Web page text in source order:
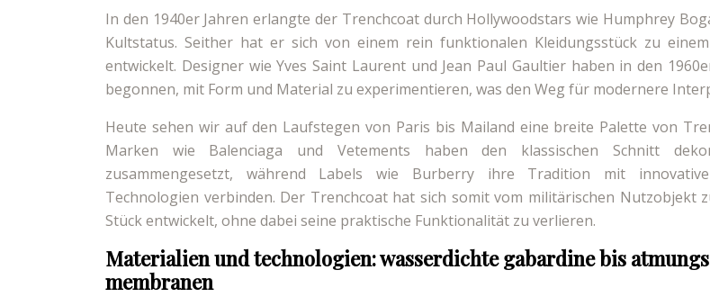
In den 1940er Jahren erlangte der Trenchcoat durch Hollywoodstars wie Humphrey
Kultstatus. Seither hat er sich von einem rein funktionalen Kleidungsstück zu einem
entwickelt. Designer wie Yves Saint Laurent und Jean Paul Gaultier haben in den
begonnen, mit Form und Material zu experimentieren, was den Weg für modernere
Heute sehen wir auf den Laufstegen von Paris bis Mailand eine breite Palette von
Marken wie Balenciaga und Vetements haben den klassischen Schnitt
zusammengesetzt, während Labels wie Burberry ihre Tradition mit
Technologien verbinden. Der Trenchcoat hat sich somit vom militärischen Nutzobjekt
Stück entwickelt, ohne dabei seine praktische Funktionalität zu verlieren.
Materialien und technologien: wasserdichte gabardine bis
membranen